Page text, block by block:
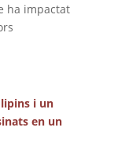
ha impactat
i un
en un